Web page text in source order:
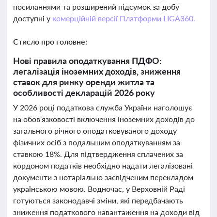
посиланнями та розширений підсумок за добу
доступні у комерційній версії Платформи LIGA360.
Стисло про головне:
Нові правила оподаткування ПДФО:
легалізація іноземних доходів, зниження
ставок для ринку оренди житла та
особливості декларацій 2026 року
У 2026 році податкова служба України наголошує
на обов'язковості включення іноземних доходів до
загального річного оподатковуваного доходу
фізичних осіб з подальшим оподаткуванням за
ставкою 18%. Для підтвердження сплачених за
кордоном податків необхідно надати легалізовані
документи з нотаріально засвідченим перекладом
українською мовою. Водночас, у Верховній Раді
готуються законодавчі зміни, які передбачають
зниження податкового навантаження на доходи від